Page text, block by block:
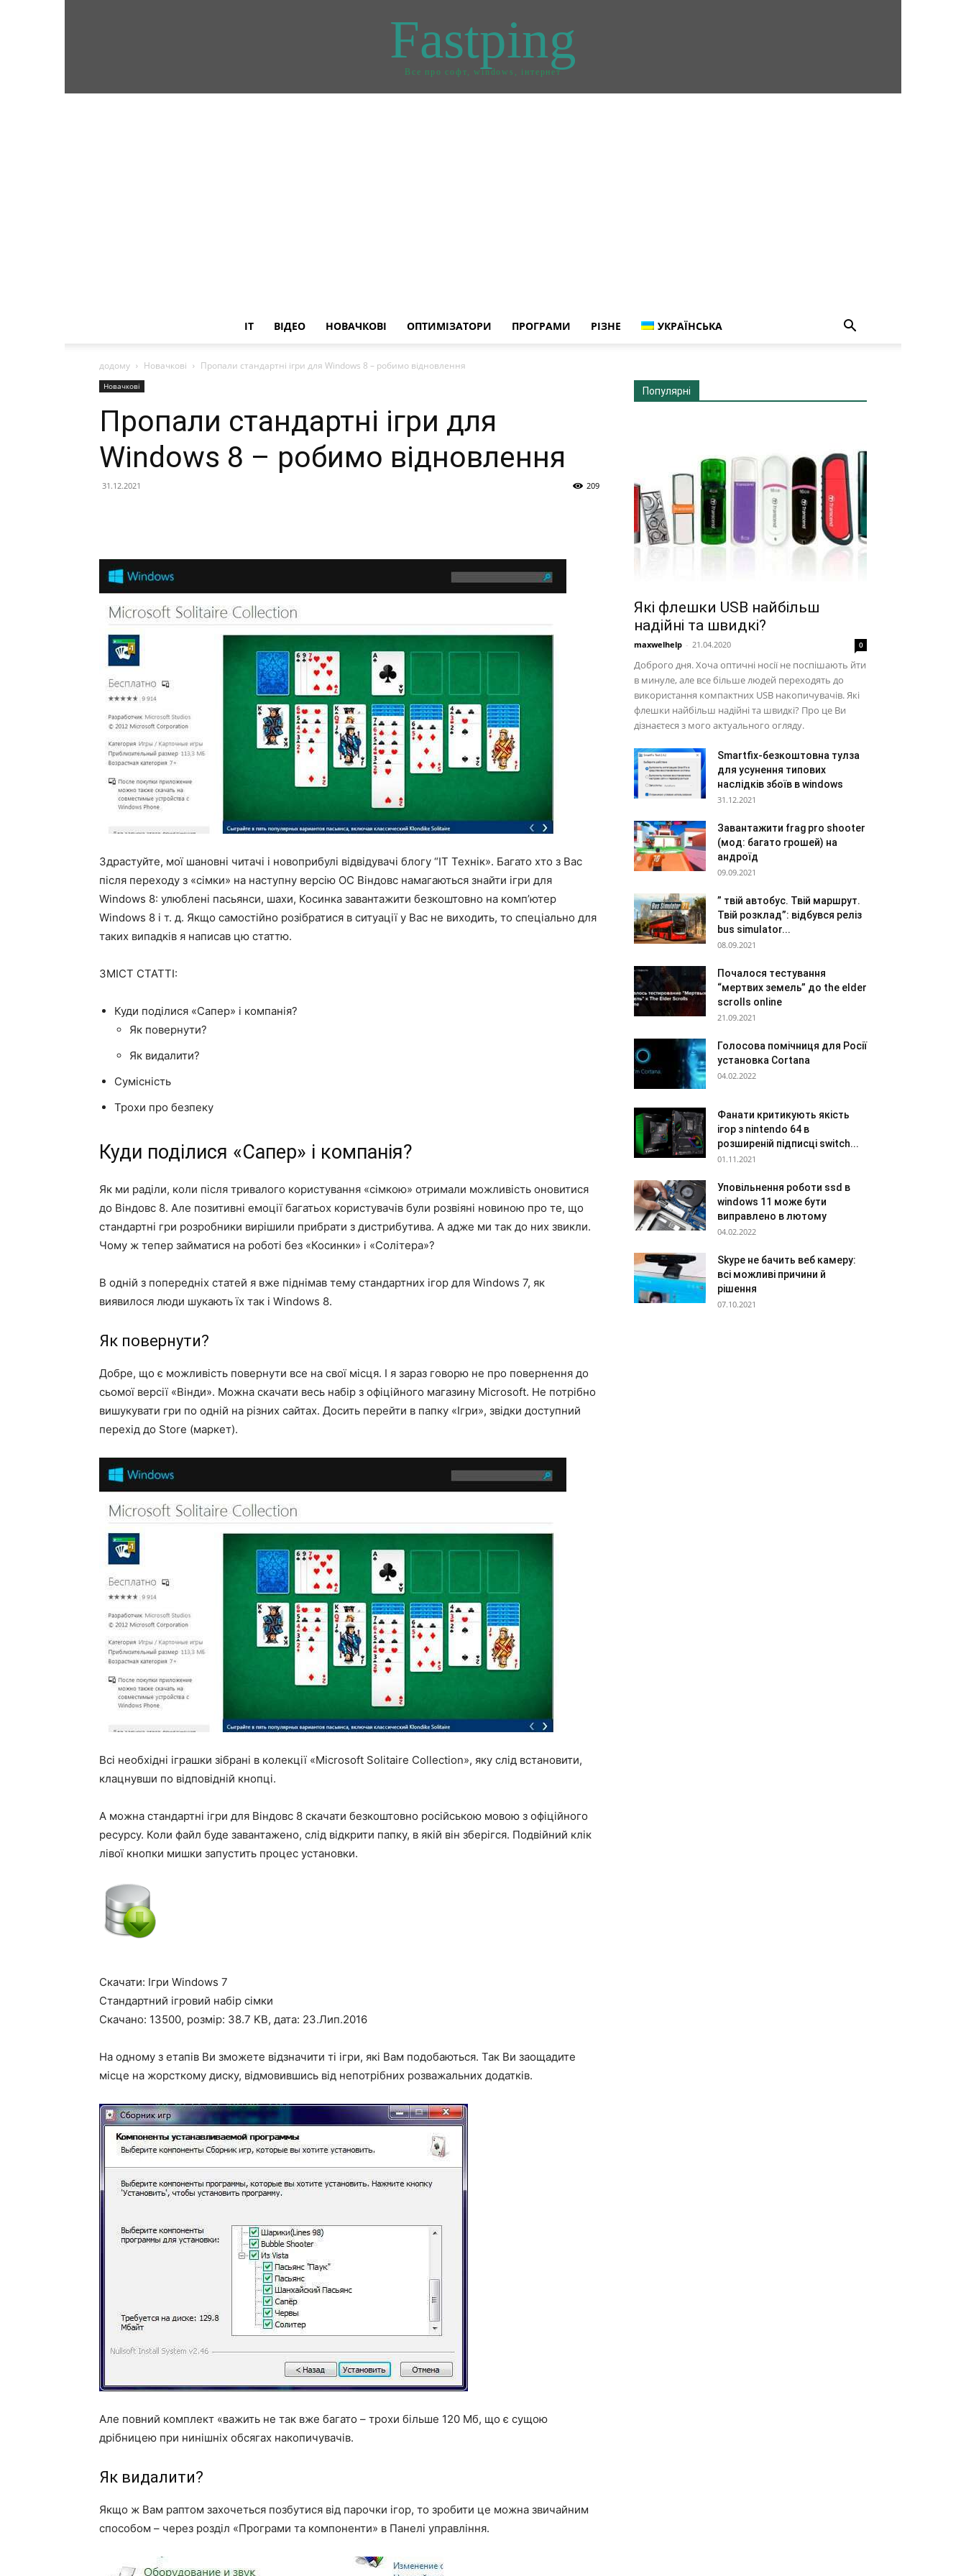
Fastping
Все про софт, windows, інтернет
IT ВІДЕО НОВАЧКОВІ ОПТИМІЗАТОРИ ПРОГРАМИ РІЗНЕ УКРАЇНСЬКА
додому Новачкові Пропали стандартні ігри для Windows 8 – робимо відновлення
Новачкові
Пропали стандартні ігри для
Windows 8 – робимо відновлення
31.12.2021 209
Здрастуйте, мої шановні читачі і новоприбулі відвідувачі блогу “IT Технік». Багато хто з Вас
після переходу з «сімки» на наступну версію ОС Віндовс намагаються знайти ігри для
Windows 8: улюблені пасьянси, шахи, Косинка завантажити безкоштовно на комп’ютер
Windows 8 і т. д. Якщо самостійно розібратися в ситуації у Вас не виходить, то спеціально для
таких випадків я написав цю статтю.
ЗМІСТ СТАТТІ:
Куди поділися «Сапер» і компанія?
Як повернути?
Як видалити?
Сумісність
Трохи про безпеку
Куди поділися «Сапер» і компанія?
Як ми раділи, коли після тривалого користування «сімкою» отримали можливість оновитися
до Віндовс 8. Але позитивні емоції багатьох користувачів були розвіяні новиною про те, що
стандартні гри розробники вирішили прибрати з дистрибутива. А адже ми так до них звикли.
Чому ж тепер займатися на роботі без «Косинки» і «Солітера»?
В одній з попередніх статей я вже піднімав тему стандартних ігор для Windows 7, як
виявилося люди шукають їх так і Windows 8.
Як повернути?
Добре, що є можливість повернути все на свої місця. І я зараз говорю не про повернення до
сьомої версії «Вінди». Можна скачати весь набір з офіційного магазину Microsoft. Не потрібно
вишукувати гри по одній на різних сайтах. Досить перейти в папку «Ігри», звідки доступний
перехід до Store (маркет).
Всі необхідні іграшки зібрані в колекції «Microsoft Solitaire Collection», яку слід встановити,
клацнувши по відповідній кнопці.
А можна стандартні ігри для Віндовс 8 скачати безкоштовно російською мовою з офіційного
ресурсу. Коли файл буде завантажено, слід відкрити папку, в якій він зберігся. Подвійний клік
лівої кнопки мишки запустить процес установки.
Скачати: Ігри Windows 7
Стандартний ігровий набір сімки
Скачано: 13500, розмір: 38.7 KB, дата: 23.Лип.2016
На одному з етапів Ви зможете відзначити ті ігри, які Вам подобаються. Так Ви заощадите
місце на жорсткому диску, відмовившись від непотрібних розважальних додатків.
Але повний комплект «важить не так вже багато – трохи більше 120 Мб, що є сущою
дрібницею при нинішніх обсягах накопичувачів.
Як видалити?
Якщо ж Вам раптом захочеться позбутися від парочки ігор, то зробити це можна звичайним
способом – через розділ «Програми та компоненти» в Панелі управління.
Популярні
Які флешки USB найбільш
надійні та швидкі?
maxwelhelp - 21.04.2020 0
Доброго дня. Хоча оптичні носії не поспішають йти
в минуле, але все більше людей переходять до
використання компактних USB накопичувачів. Які
флешки найбільш надійні та швидкі? Про це Ви
дізнаєтеся з мого актуального огляду.
Smartfix-безкоштовна тулза
для усунення типових
наслідків збоїв в windows
31.12.2021
Завантажити frag pro shooter
(мод: багато грошей) на
андроїд
09.09.2021
” твій автобус. Твій маршрут.
Твій розклад”: відбувся реліз
bus simulator...
08.09.2021
Почалося тестування
“мертвих земель” до the elder
scrolls online
21.09.2021
Голосова помічниця для Росії
установка Cortana
04.02.2022
Фанати критикують якість
ігор з nintendo 64 в
розширеній підписці switch...
01.11.2021
Уповільнення роботи ssd в
windows 11 може бути
виправлено в лютому
04.02.2022
Skype не бачить веб камеру:
всі можливі причини й
рішення
07.10.2021